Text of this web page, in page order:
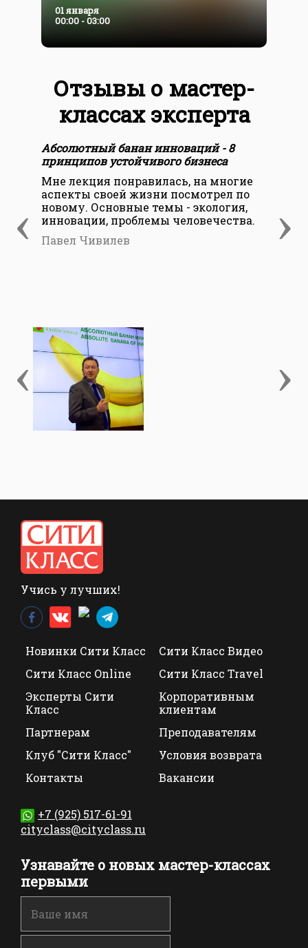
01 января
00:00 - 03:00
Отзывы о мастер-
классах эксперта
‹ ›
Абсолютный банан инноваций - 8
принципов устойчивого бизнеса
Мне лекция понравилась, на многие
аспекты своей жизни посмотрел по
новому. Основные темы - экология,
инновации, проблемы человечества.
Павел Чивилев
‹ ›
Учись у лучших!
Новинки Сити Класс
Сити Класс Видео
Сити Класс Online
Сити Класс Travel
Эксперты Сити
Класс
Корпоративным
клиентам
Партнерам
Преподавателям
Клуб "Сити Класс"
Условия возврата
Контакты
Вакансии
+7 (925) 517-61-91
cityclass@cityclass.ru
Узнавайте о новых мастер-классах
первыми